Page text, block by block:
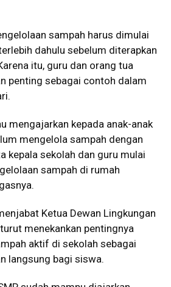
sampah harus dimulai
dahulu sebelum diterapkan
itu, guru dan orang tua
penting sebagai contoh dalam
mengajarkan kepada anak-anak
mengelola sampah dengan
kepala sekolah dan guru mulai
sampah di rumah
Ketua Dewan Lingkungan
menekankan pentingnya
aktif di sekolah sebagai
langsung bagi siswa.